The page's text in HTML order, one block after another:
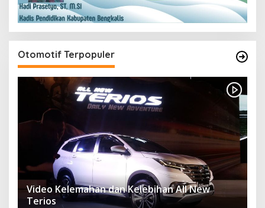
Otomotif Terpopuler
Video Kelemahan dan Kelebihan All New
Terios